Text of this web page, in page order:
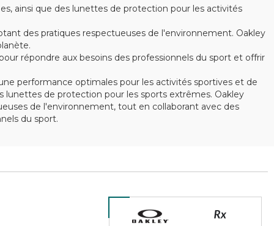
ainsi que des lunettes de protection pour les activités
des pratiques respectueuses de l'environnement. Oakley
répondre aux besoins des professionnels du sport et offrir
performance optimales pour les activités sportives et de
de protection pour les sports extrêmes. Oakley
de l'environnement, tout en collaborant avec des
du sport.